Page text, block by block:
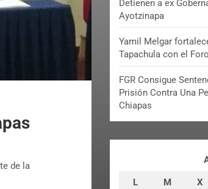
de la
Detienen a ex
Ayotzinapa
Yamil Melgar
Tapachula con el
FGR Consigue
Prisión Contra Una
Chiapas
L M X